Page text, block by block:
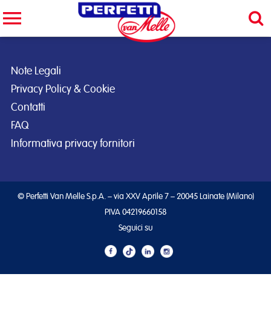
Note Legali
Privacy Policy & Cookie
Contatti
FAQ
Informativa privacy fornitori
© Perfetti Van Melle S.p.A. – via XXV Aprile 7 – 20045 Lainate (Milano)
PIVA 04219660158
Seguici su